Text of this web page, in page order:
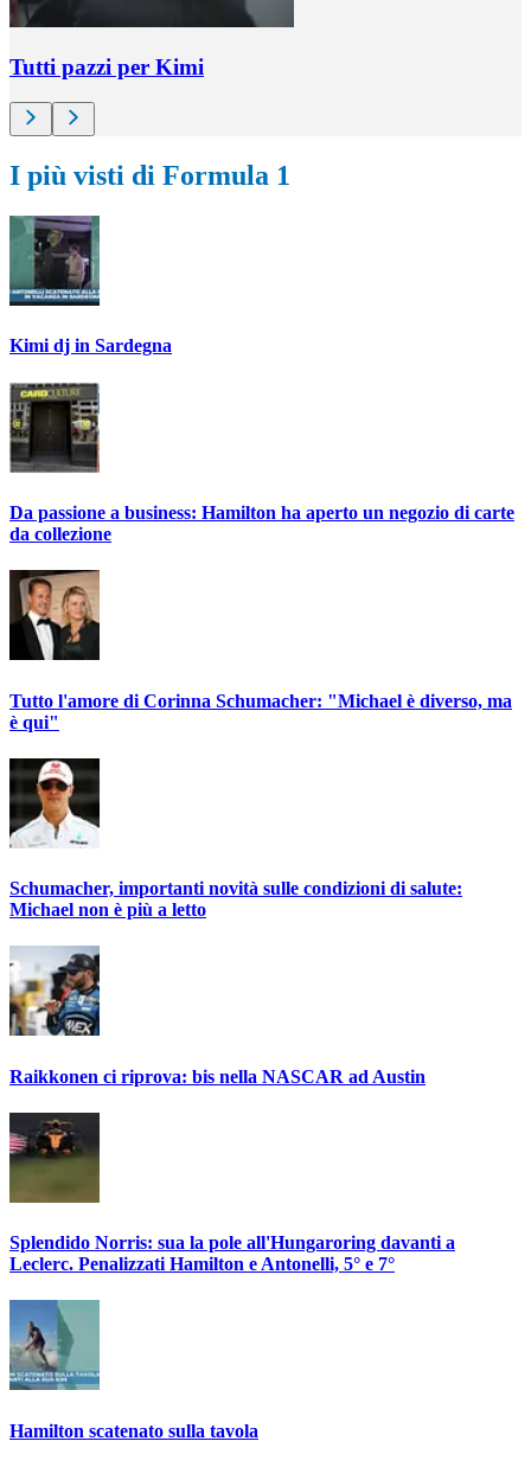
Tutti pazzi per Kimi
I più visti di Formula 1
Kimi dj in Sardegna
Da passione a business: Hamilton ha aperto un negozio di carte
da collezione
Tutto l'amore di Corinna Schumacher: "Michael è diverso, ma
è qui"
Schumacher, importanti novità sulle condizioni di salute:
Michael non è più a letto
Raikkonen ci riprova: bis nella NASCAR ad Austin
Splendido Norris: sua la pole all'Hungaroring davanti a
Leclerc. Penalizzati Hamilton e Antonelli, 5° e 7°
Hamilton scatenato sulla tavola